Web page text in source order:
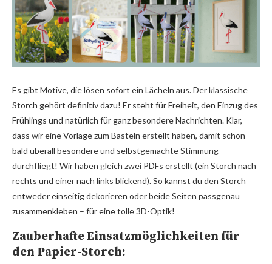
Es gibt Motive, die lösen sofort ein Lächeln aus. Der klassische
Storch gehört definitiv dazu! Er steht für Freiheit, den Einzug des
Frühlings und natürlich für ganz besondere Nachrichten. Klar,
dass wir eine Vorlage zum Basteln erstellt haben, damit schon
bald überall besondere und selbstgemachte Stimmung
durchfliegt! Wir haben gleich zwei PDFs erstellt (ein Storch nach
rechts und einer nach links blickend). So kannst du den Storch
entweder einseitig dekorieren oder beide Seiten passgenau
zusammenkleben – für eine tolle 3D-Optik!
Zauberhafte Einsatzmöglichkeiten für
den Papier-Storch: